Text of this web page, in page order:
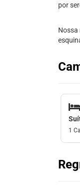
por
Nossa
1